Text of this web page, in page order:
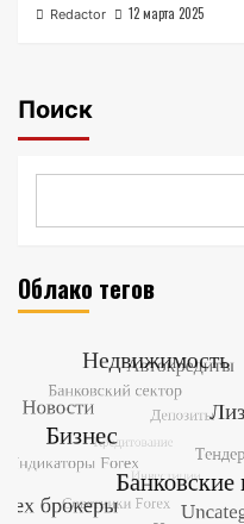
Redactor 12 марта 2025
Поиск
Облако тегов